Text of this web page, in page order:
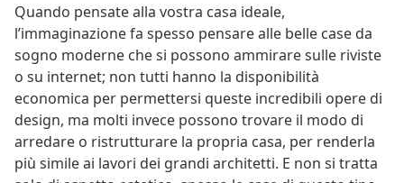
Quando pensate alla vostra casa ideale,
l’immaginazione fa spesso pensare alle belle case da
sogno moderne che si possono ammirare sulle riviste
o su internet; non tutti hanno la disponibilità
economica per permettersi queste incredibili opere di
design, ma molti invece possono trovare il modo di
arredare o ristrutturare la propria casa, per renderla
più simile ai lavori dei grandi architetti. E non si tratta